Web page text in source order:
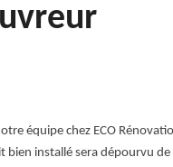
équipe chez ECO
bien installé sera dépourvu